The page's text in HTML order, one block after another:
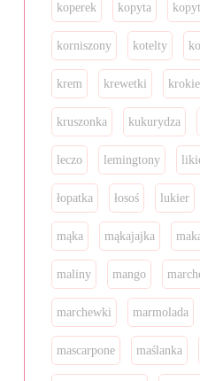
koperek kopyta
korniszony kotelty
krem krewetki
kruszonka kukurydza
leczo lemingtony
łopatka łosoś lukier
mąka mąkajajka
maliny mango
marchewki marmolada
mascarpone maślanka